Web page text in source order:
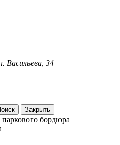
Васильева, 34
Закрыть
паркового бордюра